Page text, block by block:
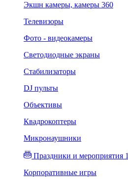
Экшн камеры, камеры 360
Телевизоры
Фото - видеокамеры
Светодиодные экраны
Стабилизаторы
DJ пульты
Объективы
Квадрокоптеры
Микронаушники
Праздники и мероприятия 1
Корпоративные игры